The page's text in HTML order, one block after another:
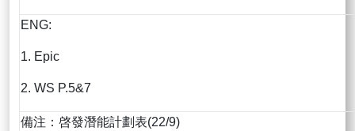
ENG:
1. Epic
2. WS P.5&7
備注：啓發潛能計劃表(22/9)